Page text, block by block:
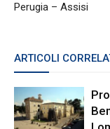
Perugia – Assisi
ARTICOLI